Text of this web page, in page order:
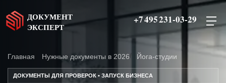
ДОКУМЕНТ
ЭКСПЕРТ
+7 495 231-03-29
Главная Нужные документы в 2026 Йога-студии
ДОКУМЕНТЫ ДЛЯ ПРОВЕРОК • ЗАПУСК БИЗНЕСА